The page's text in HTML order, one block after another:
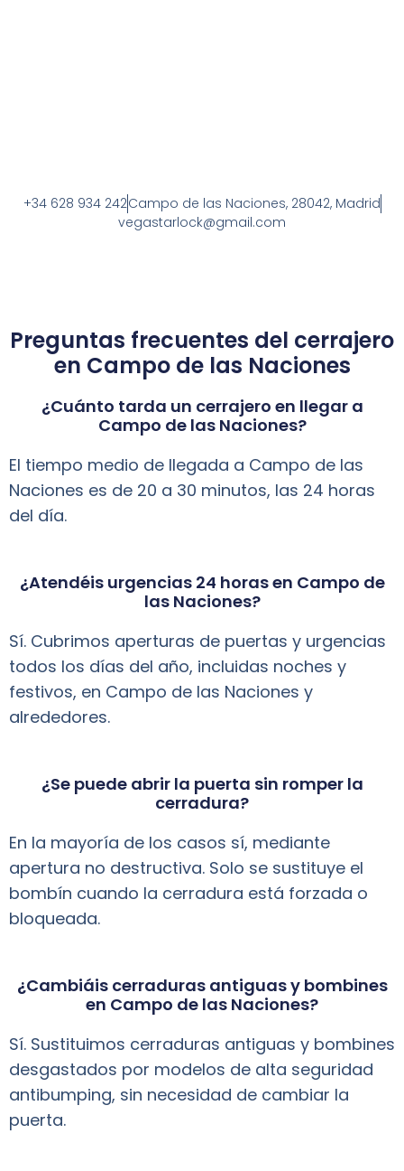
+34 628 934 242Campo de las Naciones, 28042, Madrid
vegastarlock@gmail.com
Preguntas frecuentes del cerrajero
en Campo de las Naciones
¿Cuánto tarda un cerrajero en llegar a
Campo de las Naciones?
El tiempo medio de llegada a Campo de las
Naciones es de 20 a 30 minutos, las 24 horas
del día.
¿Atendéis urgencias 24 horas en Campo de
las Naciones?
Sí. Cubrimos aperturas de puertas y urgencias
todos los días del año, incluidas noches y
festivos, en Campo de las Naciones y
alrededores.
¿Se puede abrir la puerta sin romper la
cerradura?
En la mayoría de los casos sí, mediante
apertura no destructiva. Solo se sustituye el
bombín cuando la cerradura está forzada o
bloqueada.
¿Cambiáis cerraduras antiguas y bombines
en Campo de las Naciones?
Sí. Sustituimos cerraduras antiguas y bombines
desgastados por modelos de alta seguridad
antibumping, sin necesidad de cambiar la
puerta.